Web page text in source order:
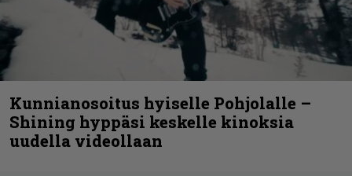
Kunnianosoitus hyiselle Pohjolalle –
Shining hyppäsi keskelle kinoksia
uudella videollaan